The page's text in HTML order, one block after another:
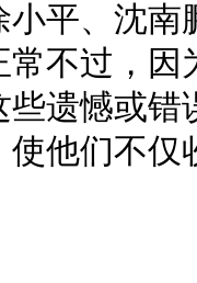
小平、沈
常不过，
遗憾或
他们不